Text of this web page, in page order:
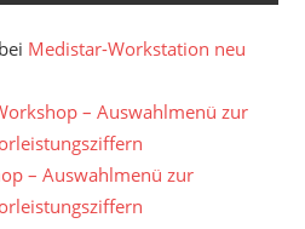
bei Medistar-Workstation neu
– Auswahlmenü zur
– Auswahlmenü zur